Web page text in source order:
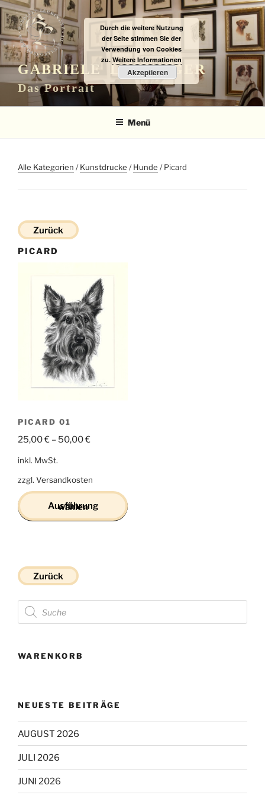
Zum
Inhalt
springen
GABRIELE LAUBINGER
Das Portrait
Menü
Alle Kategorien /Kunstdrucke /Hunde / Picard
Zurück
PICARD
PICARD 01
25,00€ – 50,00€
inkl. MwSt.
zzgl. Versandkosten
Ausführung wählen
mehrere
auf.
Die
auf
gewählt
Zurück
Products
search
WARENKORB
NEUESTE BEITRÄGE
AUGUST 2026
JULI 2026
JUNI 2026
Durch die weitere Nutzung
der Seite stimmen Sie der
Verwendung von Cookies
zu. Weitere Informationen
Akzeptieren